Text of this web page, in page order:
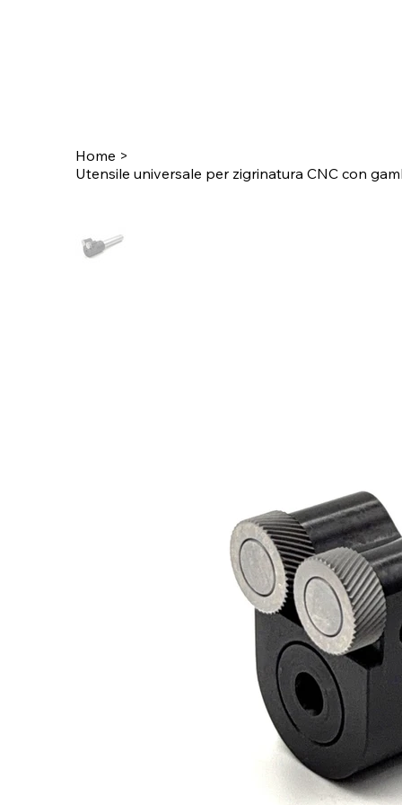
Home >
Utensile universale per zigrinatura CNC con